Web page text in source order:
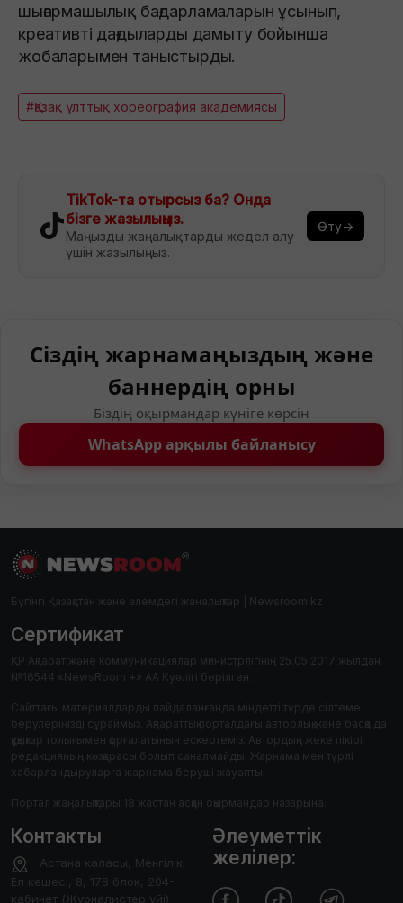
шығармашылық бағдарламаларын ұсынып,
креативті дағдыларды дамыту бойынша
жобаларымен таныстырды.
#Қазақ ұлттық хореография академиясы
TikTok-та отырсыз ба? Онда
бізге жазылыңыз.
Маңызды жаңалықтарды жедел алу
үшін жазылыңыз.
Өту→
Сіздің жарнамаңыздың және
баннердің орны
Біздің оқырмандар күніге көрсін
WhatsApp арқылы байланысу
Бүгінгі Қазақстан және әлемдегі жаңалықтар | Newsroom.kz
Сертификат
ҚР Ақпарат және коммуникациялар министрлігінің 25.05.2017 жылдан
№16544 «NewsRoom +» АА Куәлігі берілген.
Сайттағы материалдарды пайдаланғанда міндетті түрде сілтеме
берулеріңізді сұраймыз. Ақпараттық порталдағы авторлық және басқа да
құқықтар толығымен қорғалатынын ескертеміз. Автордың жеке пікірі
редакцияның көзқарасы болып саналмайды. Жарнама мен түрлі
хабарландыруларға жарнама беруші жауапты.
Портал жаңалықтары 18 жастан асқан оқырмандар назарына.
Контакты
Астана каласы, Менгілік
Ел кешесі, 8, 17В блок, 204-
кабинет (Журналистер уйі)
Әлеуметтік
желілер: